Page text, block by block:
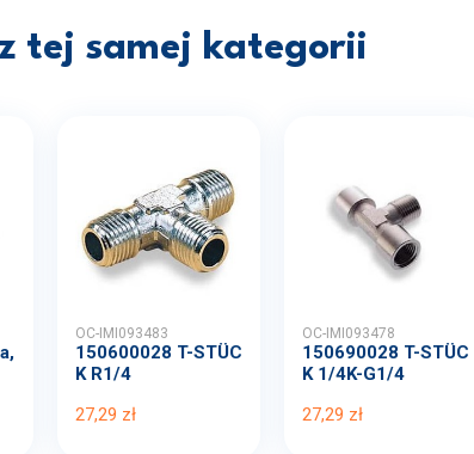
tej samej kategorii
OC-IMI093483
150600028 T-STÜC
K R1/4
27,29 zł
OC-IMI093478
150690028 T-STÜC
K 1/4K-G1/4
27,29 zł